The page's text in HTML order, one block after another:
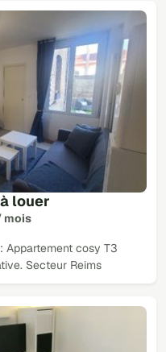
louer
mois
Appartement cosy T3
Secteur Reims